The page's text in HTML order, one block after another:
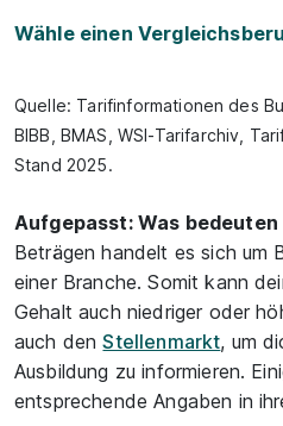
Wähle einen
Quelle: Tarifinformationen des
BIBB, BMAS, WSI-Tarifarchiv,
Stand 2025.
Aufgepasst: Was bedeuten
Beträgen handelt es sich um
einer Branche. Somit kann
Gehalt auch niedriger oder
auch denStellenmarkt, um
Ausbildung zu informieren.
entsprechende Angaben in